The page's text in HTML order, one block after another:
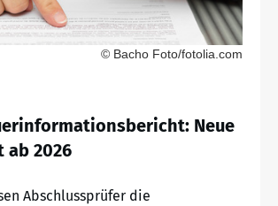
© Bacho Foto/fotolia.com
Neue
2026
Abschlussprüfer die